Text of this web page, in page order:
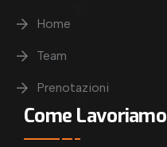
Home
Team
Prenotazioni
Come Lavoriamo